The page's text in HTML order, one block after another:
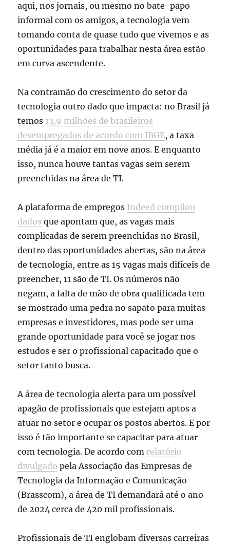
aqui, nos jornais, ou mesmo no bate-papo
informal com os amigos, a tecnologia vem
tomando conta de quase tudo que vivemos e as
oportunidades para trabalhar nesta área estão
em curva ascendente.
Na contramão do crescimento do setor da
tecnologia outro dado que impacta: no Brasil já
temos 13,9 milhões de brasileiros
desempregados de acordo com IBGE, a taxa
média já é a maior em nove anos. E enquanto
isso, nunca houve tantas vagas sem serem
preenchidas na área de TI.
A plataforma de empregos Indeed compilou
dados que apontam que, as vagas mais
complicadas de serem preenchidas no Brasil,
dentro das oportunidades abertas, são na área
de tecnologia, entre as 15 vagas mais difíceis de
preencher, 11 são de TI. Os números não
negam, a falta de mão de obra qualificada tem
se mostrado uma pedra no sapato para muitas
empresas e investidores, mas pode ser uma
grande oportunidade para você se jogar nos
estudos e ser o profissional capacitado que o
setor tanto busca.
A área de tecnologia alerta para um possível
apagão de profissionais que estejam aptos a
atuar no setor e ocupar os postos abertos. E por
isso é tão importante se capacitar para atuar
com tecnologia. De acordo com relatório
divulgado pela Associação das Empresas de
Tecnologia da Informação e Comunicação
(Brasscom), a área de TI demandará até o ano
de 2024 cerca de 420 mil profissionais.
Profissionais de TI englobam diversas carreiras